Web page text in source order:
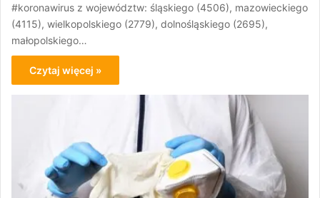
#koronawirus z województw: śląskiego (4506), mazowieckiego
(4115), wielkopolskiego (2779), dolnośląskiego (2695),
małopolskiego…
Czytaj więcej »